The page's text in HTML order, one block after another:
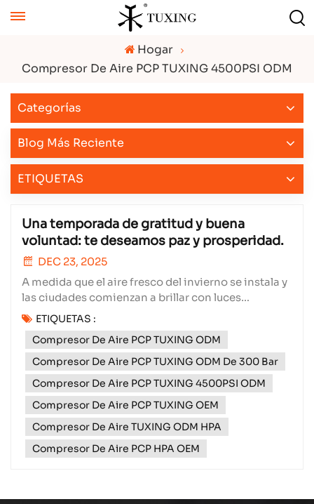
Hogar
Compresor De Aire PCP TUXING 4500PSI ODM
Categorías
Blog Más Reciente
ETIQUETAS
Una temporada de gratitud y buena
voluntad: te deseamos paz y prosperidad.
DEC 23, 2025
A medida que el aire fresco del invierno se instala y
las ciudades comienzan a brillar con luces
centelleantes, nuestros corazones se vuelven hacia
el espíritu navideño, un momento para la reflexión,
la conexión y la gratitud sincera.Xiamen Subang
Technology Co., Ltd.Esta temporada tiene un
signific...
ETIQUETAS :
Compresor De Aire PCP TUXING ODM
Compresor De Aire PCP TUXING ODM De 300 Bar
Compresor De Aire PCP TUXING 4500PSI ODM
Compresor De Aire PCP TUXING OEM
Compresor De Aire TUXING ODM HPA
Compresor De Aire PCP HPA OEM